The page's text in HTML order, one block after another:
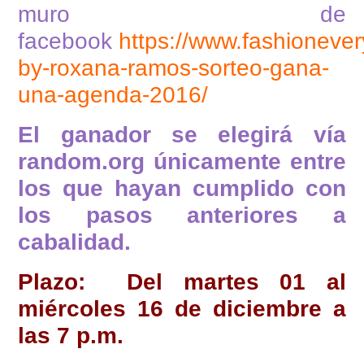
muro de
facebook https://
by-roxana-ramos-sorteo-gana-
una-agenda-2016/
El ganador se elegirá vía
random.org únicamente entre
los que hayan cumplido con
los pasos anteriores a
cabalidad.
Plazo: Del martes 01 al
miércoles 16 de diciembre a
las 7 p.m.